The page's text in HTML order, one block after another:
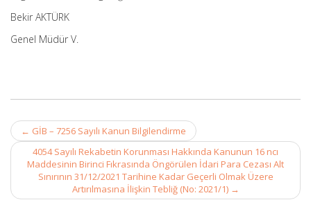
Bekir AKTÜRK
Genel Müdür V.
Post
navigation
← GİB – 7256 Sayılı Kanun Bilgilendirme
4054 Sayılı Rekabetin Korunması Hakkında Kanunun 16 ncı
Maddesinin Birinci Fıkrasında Öngörülen İdari Para Cezası Alt
Sınırının 31/12/2021 Tarihine Kadar Geçerli Olmak Üzere
Artırılmasına İlişkin Tebliğ (No: 2021/1) →